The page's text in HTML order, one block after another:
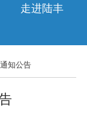
走进陆丰
通知公告